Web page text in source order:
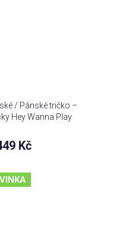
/ Pánské tričko –
Hey Wanna Play
Kč